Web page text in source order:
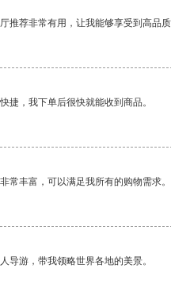
推荐非常有用，让我能够享受到高品质
捷，我下单后很快就能收到商品。
常丰富，可以满足我所有的购物需求。
导游，带我领略世界各地的美景。